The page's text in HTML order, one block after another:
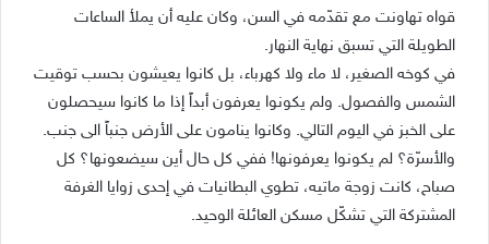
قواه تهاونت مع تقدّمه في السن، وكان عليه أن يملأ الساعات
الطويلة التي تسبق نهاية النهار.
في كوخه الصغير، لا ماء ولا كهرباء، بل كانوا يعيشون بحسب توقيت
الشمس والفصول. ولم يكونوا يعرفون أبداً إذا ما كانوا سيحصلون
على الخبز في اليوم التالي. وكانوا ينامون على الأرض جنباً الى جنب.
والأسرّة؟ لم يكونوا يعرفونها! ففي كل حال أين سيضعونها؟ كل
صباح، كانت زوجة ماتيه، تطوي البطانيات في إحدى زوايا الغرفة
المشتركة التي تشكّل مسكن العائلة الوحيد.